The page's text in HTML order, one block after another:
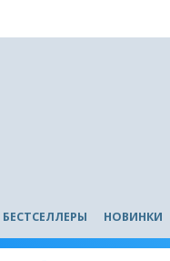
БЕСТСЕЛЛЕРЫ НОВИНКИ